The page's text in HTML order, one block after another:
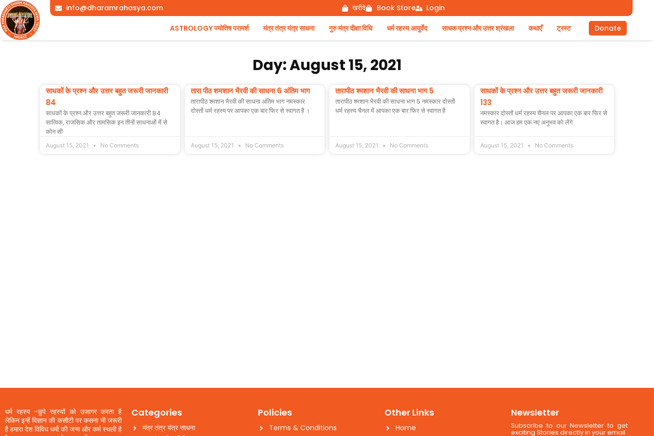
Skip
to
content
info@dharamrahasya.com खरीदे Book Store Login
ASTROLOGY ज्योतिष परामर्श मंत्र तंत्र यंत्र साधना गुरु मंत्र दीक्षा विधि धर्म रहस्य आयुर्वेद साधक प्रश्न और उत्तर श्रंखला कथाएँ ट्रस्ट Donate
Day: August 15, 2021
साधकों के प्रश्न और उत्तर बहुत जरूरी जानकारी
84
साधकों के प्रश्न और उत्तर बहुत जरूरी जानकारी 84
सात्विक, राजसिक और तामसिक इन तीनों साधनाओं में से
कोन सी
August 15, 2021 No Comments
तारा पीठ शमशान भैरवी की साधना 6 अंतिम भाग
तारापीठ श्मशान भैरवी की साधना अंतिम भाग नमस्कार
दोस्तों धर्म रहस्य पर आपका एक बार फिर से स्वागत है ।
August 15, 2021 No Comments
तारापीठ श्मशान भैरवी की साधना भाग 5
तारापीठ श्मशान भैरवी की साधना भाग 5 नमस्कार दोस्तों
धर्म रहस्य चैनल में आपका एक बार फिर से स्वागत है
August 15, 2021 No Comments
साधकों के प्रश्न और उत्तर बहुत जरूरी जानकारी
133
नमस्कार दोस्तों धर्म रहस्य चैनल पर आपका एक बार फिर से
स्वागत है। आज हम एक नए अनुभव को लेंगे
August 15, 2021 No Comments
धर्म रहस्य -छुपे रहस्यों को उजागर करता है
लेकिन इन्हें विज्ञान की कसौटी पर कसना भी जरूरी
है हमारा देश विविध धर्मो की जन्म और कर्म स्थली है
Categories
मंत्र तंत्र यंत्र साधना
Policies
Terms & Conditions
Other Links
Home
Newsletter
Subscribe to our Newsletter to get
exciting Stories directly in your email.